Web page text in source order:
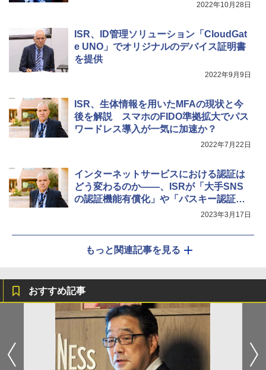
2022年10月28日
ISR、ID管理ソリューション「CloudGat
e UNO」でオリジナルのデバイス証明書
を提供
2022年9月9日
ISR、生体情報を用いたMFAの現状と今
後を解説 スマホのFIDO準拠拡大でパス
ワードレス導入が一気に加速か？
2022年7月22日
インターネットサービスにおける認証は
どう変わるのか――、ISRが「大手SNS
の認証機能有償化」や「パスキー認証の
2023年3月17日
もっと関連記事を見る
おすすめ記事